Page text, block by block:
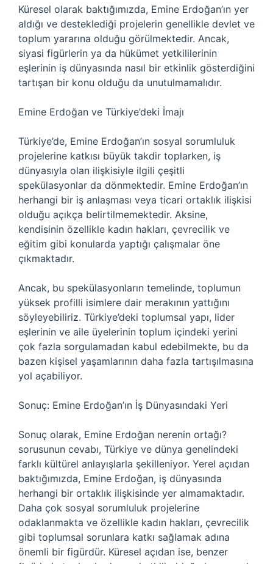
Küresel olarak baktığımızda, Emine Erdoğan’ın yer
aldığı ve desteklediği projelerin genellikle devlet ve
toplum yararına olduğu görülmektedir. Ancak,
siyasi figürlerin ya da hükümet yetkililerinin
eşlerinin iş dünyasında nasıl bir etkinlik gösterdiğini
tartışan bir konu olduğu da unutulmamalıdır.
Emine Erdoğan ve Türkiye’deki İmajı
Türkiye’de, Emine Erdoğan’ın sosyal sorumluluk
projelerine katkısı büyük takdir toplarken, iş
dünyasıyla olan ilişkisiyle ilgili çeşitli
spekülasyonlar da dönmektedir. Emine Erdoğan’ın
herhangi bir iş anlaşması veya ticari ortaklık ilişkisi
olduğu açıkça belirtilmemektedir. Aksine,
kendisinin özellikle kadın hakları, çevrecilik ve
eğitim gibi konularda yaptığı çalışmalar öne
çıkmaktadır.
Ancak, bu spekülasyonların temelinde, toplumun
yüksek profilli isimlere dair merakının yattığını
söyleyebiliriz. Türkiye’deki toplumsal yapı, lider
eşlerinin ve aile üyelerinin toplum içindeki yerini
çok fazla sorgulamadan kabul edebilmekte, bu da
bazen kişisel yaşamlarının daha fazla tartışılmasına
yol açabiliyor.
Sonuç: Emine Erdoğan’ın İş Dünyasındaki Yeri
Sonuç olarak, Emine Erdoğan nerenin ortağı?
sorusunun cevabı, Türkiye ve dünya genelindeki
farklı kültürel anlayışlarla şekilleniyor. Yerel açıdan
baktığımızda, Emine Erdoğan, iş dünyasında
herhangi bir ortaklık ilişkisinde yer almamaktadır.
Daha çok sosyal sorumluluk projelerine
odaklanmakta ve özellikle kadın hakları, çevrecilik
gibi toplumsal sorunlara katkı sağlamak adına
önemli bir figürdür. Küresel açıdan ise, benzer